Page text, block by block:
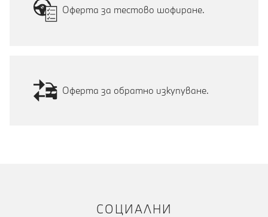
Оферта за тестово шофиране.
Оферта за обратно изкупуване.
СОЦИАЛНИ